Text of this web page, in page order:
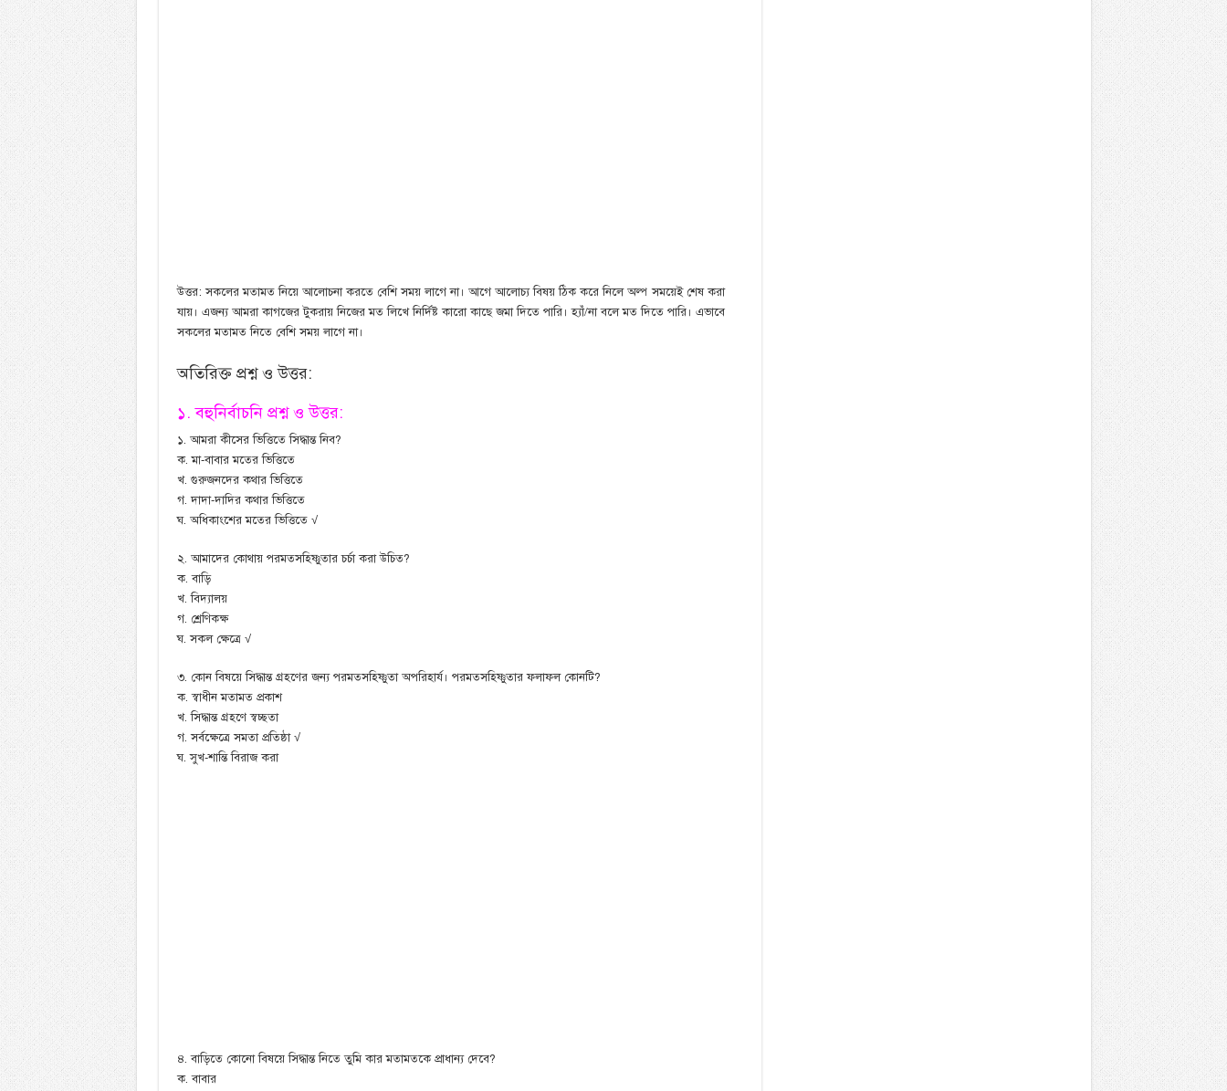
উত্তর: সকলের মতামত নিয়ে আলোচনা করতে বেশি সময় লাগে না। আগে আলোচ্য বিষয় ঠিক করে নিলে অল্প সময়েই শেষ করা
যায়। এজন্য আমরা কাগজের টুকরায় নিজের মত লিখে নির্দিষ্ট কারো কাছে জমা দিতে পারি। হ্যাঁ/না বলে মত দিতে পারি। এভাবে
সকলের মতামত নিতে বেশি সময় লাগে না।
অতিরিক্ত প্রশ্ন ও উত্তর:
১. বহুনির্বাচনি প্রশ্ন ও উত্তর:
১. আমরা কীসের ভিত্তিতে সিদ্ধান্ত নিব?
ক. মা-বাবার মতের ভিত্তিতে
খ. গুরুজনদের কথার ভিত্তিতে
গ. দাদা-দাদির কথার ভিত্তিতে
ঘ. অধিকাংশের মতের ভিত্তিতে √
২. আমাদের কোথায় পরমতসহিষ্ণুতার চর্চা করা উচিত?
ক. বাড়ি
খ. বিদ্যালয়
গ. শ্রেণিকক্ষ
ঘ. সকল ক্ষেত্রে √
৩. কোন বিষয়ে সিদ্ধান্ত গ্রহণের জন্য পরমতসহিষ্ণুতা অপরিহার্য। পরমতসহিষ্ণুতার ফলাফল কোনটি?
ক. স্বাধীন মতামত প্রকাশ
খ. সিদ্ধান্ত গ্রহণে স্বচ্ছতা
গ. সর্বক্ষেত্রে সমতা প্রতিষ্ঠা √
ঘ. সুখ-শান্তি বিরাজ করা
৪. বাড়িতে কোনো বিষয়ে সিদ্ধান্ত নিতে তুমি কার মতামতকে প্রাধান্য দেবে?
ক. বাবার